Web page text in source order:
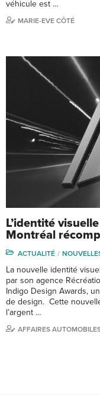
véhicule est …
MARIE-EVE CÔTÉ
L’identité
Montréal
ACTUALITÉ
La nouvelle identité
par son agence
Indigo Design Awards,
de design. Cette
l’argent …
AFFAIRES